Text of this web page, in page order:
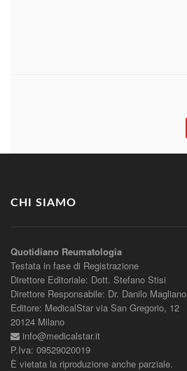
CHI SIAMO
Quotidiano Reumatologia
Testata in fase di Registrazione
Direttore Editoriale: Dott. Stefano Stisi
Direttore Responsabile: Dr. Danilo Magliano
Editore: MedicalStar via San Gregorio, 12
20124 Milano
info@medicalstar.it
P.Iva: 09529020019
È vietata la riproduzione anche parziale.